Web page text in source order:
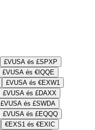
£VUSA és £SPXP
£VUSA és €IQQE
£VUSA és €EXW1
£VUSA és £DAXX
£VUSA és £SWDA
£VUSA és £EQQQ
€EXS1 és €EXIC